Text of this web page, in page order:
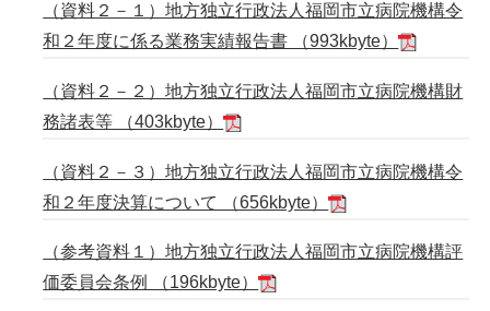
（資料２－１）地方独立行政法人福岡市立病院機構令
和２年度に係る業務実績報告書 （993kbyte）
（資料２－２）地方独立行政法人福岡市立病院機構財
務諸表等 （403kbyte）
（資料２－３）地方独立行政法人福岡市立病院機構令
和２年度決算について （656kbyte）
（参考資料１）地方独立行政法人福岡市立病院機構評
価委員会条例 （196kbyte）